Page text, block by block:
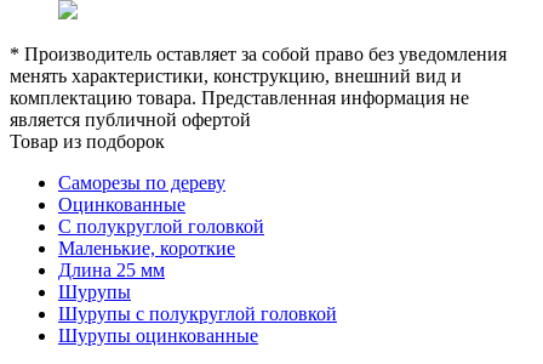
* Производитель оставляет за собой право без уведомления
менять характеристики, конструкцию, внешний вид и
комплектацию товара. Представленная информация не
является публичной офертой
Товар из подборок
Саморезы по дереву
Оцинкованные
С полукруглой головкой
Маленькие, короткие
Длина 25 мм
Шурупы
Шурупы с полукруглой головкой
Шурупы оцинкованные